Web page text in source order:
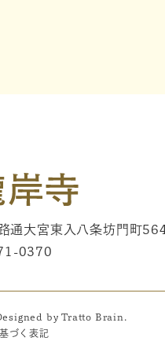
通大宮東入八条坊門町
0370
byTratto Brain
づく表記